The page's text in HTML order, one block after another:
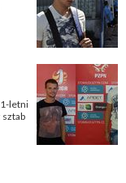
letni
sztab